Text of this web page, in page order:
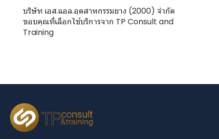
บริษัท เอส.แอล.อุตสาหกรรมยาง (2000) จำกัด
ขอบคุณที่เลือกใช้บริการจาก TP Consult and
Training